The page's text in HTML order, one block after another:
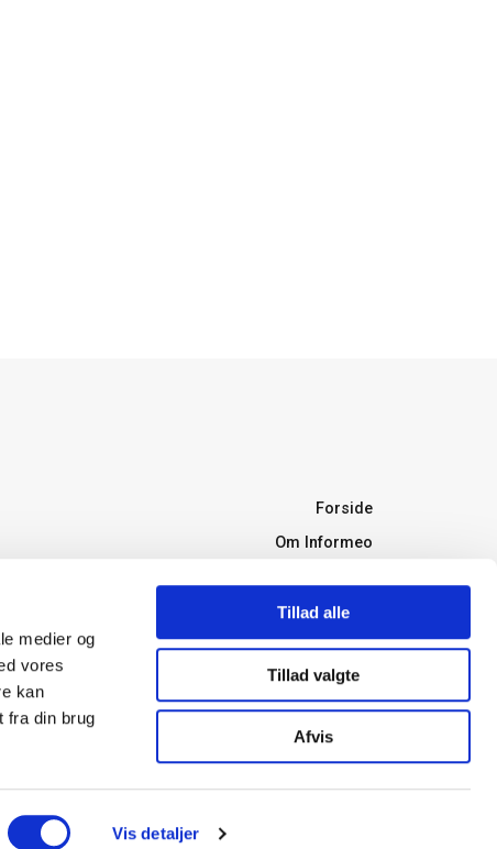
medier og
vores
kan
fra din brug
Vis detaljer
Tillad alle
Tillad valgte
Afvis
Forside
Om Informeo
Forsikringsselskaber
Ordbog
Forsikringstyper
Boligkøb